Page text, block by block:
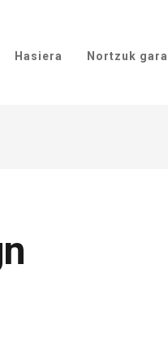
Hasiera Nortzuk gara